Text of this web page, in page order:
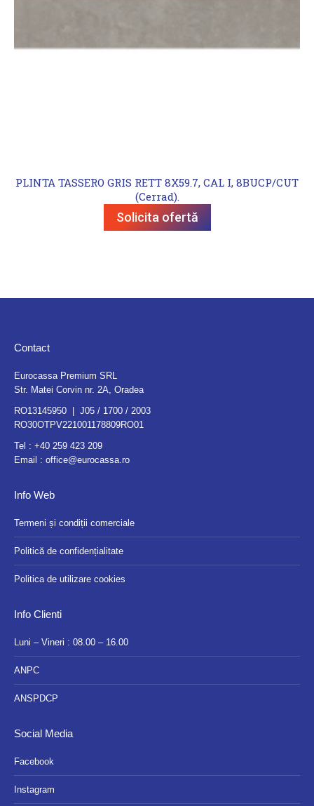
PLINTA TASSERO GRIS RETT 8X59.7, CAL I, 8BUCP/CUT
(Cerrad).
Solicita ofertă
Contact
Eurocassa Premium SRL
Str. Matei Corvin nr. 2A, Oradea
RO13145950 | J05 / 1700 / 2003
RO30OTPV221001178809RO01
Tel : +40 259 423 209
Email : office@eurocassa.ro
Info Web
Termeni și condiții comerciale
Politică de confidențialitate
Politica de utilizare cookies
Info Clienti
Luni – Vineri : 08.00 – 16.00
ANPC
ANSPDCP
Social Media
Facebook
Instagram